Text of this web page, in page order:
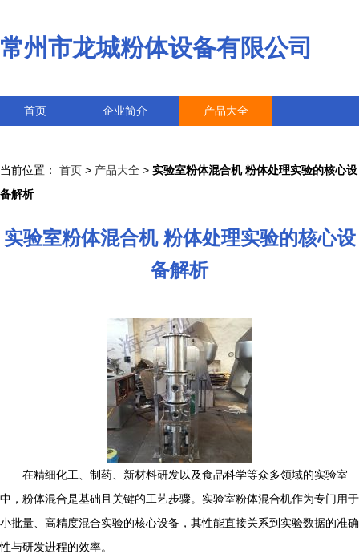
常州市龙城粉体设备有限公司
首页 企业简介 产品大全
当前位置： 首页 > 产品大全 > 实验室粉体混合机 粉体处理实验的核心设
备解析
实验室粉体混合机 粉体处理实验的核心设
备解析
在精细化工、制药、新材料研发以及食品科学等众多领域的实验室
中，粉体混合是基础且关键的工艺步骤。实验室粉体混合机作为专门用于
小批量、高精度混合实验的核心设备，其性能直接关系到实验数据的准确
性与研发进程的效率。